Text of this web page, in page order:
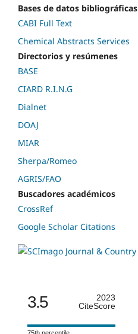
Bases de datos bibliográficas
CABI Full Text
Chemical Abstracts Services
Directorios y resúmenes
BASE
CIARD R.I.N.G
Dialnet
DOAJ
MIAR
Sherpa/Romeo
AGRIS/FAO
Buscadores académicos
CrossRef
Google Scholar Citations
3.5
2023
CiteScore